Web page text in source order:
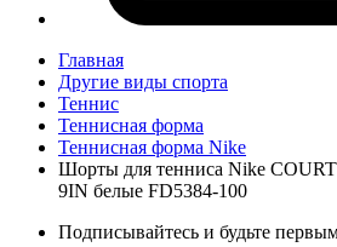
Главная
Другие виды спорта
Теннис
Теннисная форма
Теннисная форма Nike
Шорты для тенниса Nike
9IN белые FD5384-100
Подписывайтесь и будьте